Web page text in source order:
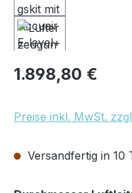
Regulärer Preis:
1.898,80 €
Preise inkl. MwSt.
Versandfertig in 10